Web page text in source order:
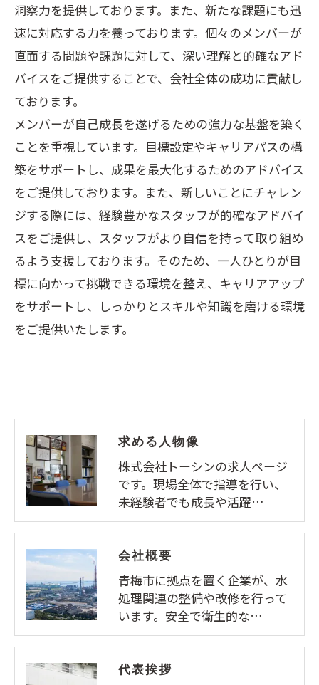
洞察力を提供しております。また、新たな課題にも迅
速に対応する力を養っております。個々のメンバーが
直面する問題や課題に対して、深い理解と的確なアド
バイスをご提供することで、会社全体の成功に貢献し
ております。
メンバーが自己成長を遂げるための強力な基盤を築く
ことを重視しています。目標設定やキャリアパスの構
築をサポートし、成果を最大化するためのアドバイス
をご提供しております。また、新しいことにチャレン
ジする際には、経験豊かなスタッフが的確なアドバイ
スをご提供し、スタッフがより自信を持って取り組め
るよう支援しております。そのため、一人ひとりが目
標に向かって挑戦できる環境を整え、キャリアアップ
をサポートし、しっかりとスキルや知識を磨ける環境
をご提供いたします。
求める人物像
株式会社トーシンの求人ページ
です。現場全体で指導を行い、
未経験者でも成長や活躍…
会社概要
青梅市に拠点を置く企業が、水
処理関連の整備や改修を行って
います。安全で衛生的な…
代表挨拶